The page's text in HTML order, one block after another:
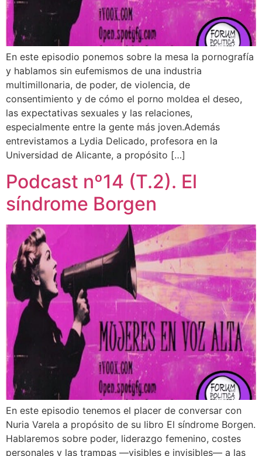
En este episodio ponemos sobre la mesa la pornografía
y hablamos sin eufemismos de una industria
multimillonaria, de poder, de violencia, de
consentimiento y de cómo el porno moldea el deseo,
las expectativas sexuales y las relaciones,
especialmente entre la gente más joven.Además
entrevistamos a Lydia Delicado, profesora en la
Universidad de Alicante, a propósito […]
Podcast nº14 (T.2). El
síndrome Borgen
En este episodio tenemos el placer de conversar con
Nuria Varela a propósito de su libro El síndrome Borgen.
Hablaremos sobre poder, liderazgo femenino, costes
personales y las trampas —visibles e invisibles— a las